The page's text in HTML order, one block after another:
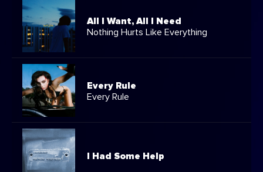
All I Want, All I Need
Nothing Hurts Like Everything
Every Rule
Every Rule
I Had Some Help